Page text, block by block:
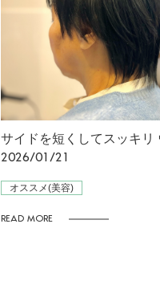
2026/01/21
オススメ(美容)
READ MORE